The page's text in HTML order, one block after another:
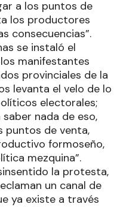
a los puntos de
los productores
consecuencias”.
se instaló el
manifestantes
provinciales de la
levanta el velo de lo
electorales;
nada de eso,
puntos de venta,
formoseño,
mezquina”.
la protesta,
un canal de
ya existe a través